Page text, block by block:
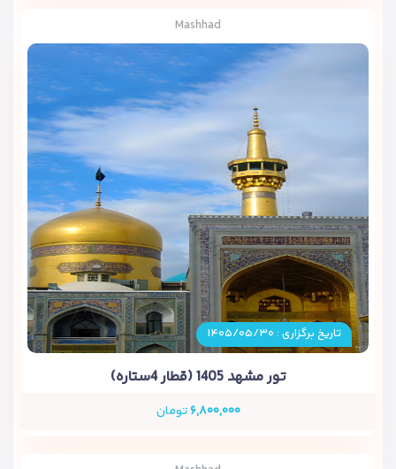
Mashhad
تاریخ برگزاری : ۱۴۰۵/۰۵/۳۰
تور مشهد 1405 (قطار 4ستاره)
۶,۸۰۰,۰۰۰تومان